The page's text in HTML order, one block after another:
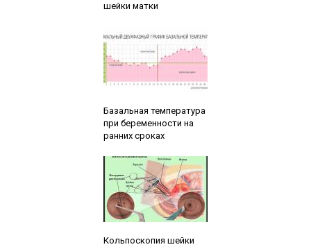
шейки матки
Базальная температура
при беременности на
ранних сроках
Кольпоскопия шейки